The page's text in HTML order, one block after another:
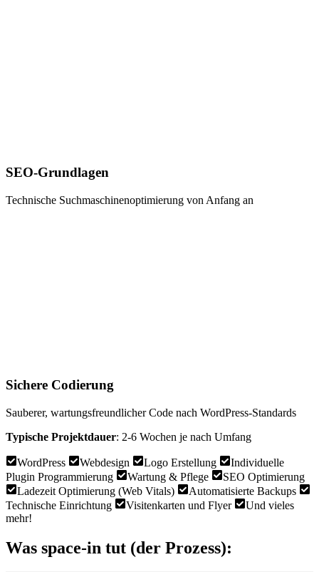
SEO-Grundlagen
Technische Suchmaschinenoptimierung von Anfang an
Sichere Codierung
Sauberer, wartungsfreundlicher Code nach WordPress-Standards
Typische Projektdauer: 2-6 Wochen je nach Umfang
WordPress Webdesign Logo Erstellung
Individuelle
Plugin Programmierung
Wartung & Pflege
SEO Optimierung
Ladezeit Optimierung (Web Vitals)
Automatisierte Backups
Technische Einrichtung
Visitenkarten und Flyer
Und vieles
mehr!
Was space-in tut (der Prozess):